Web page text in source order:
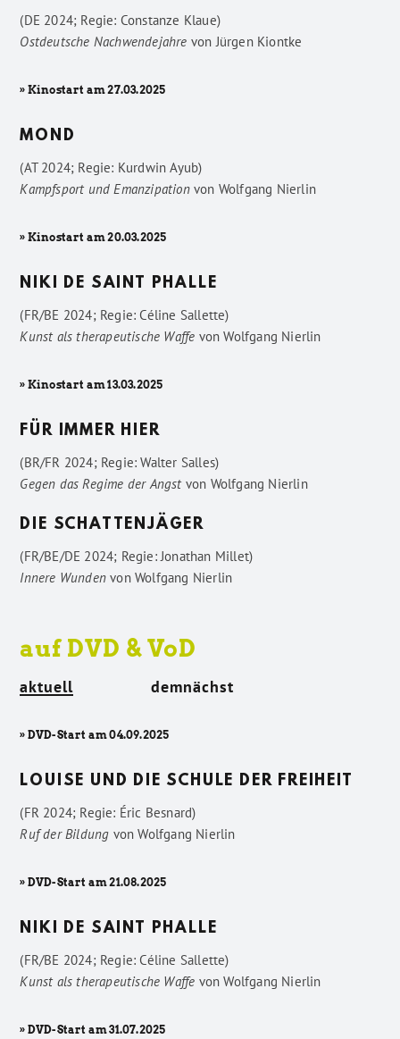
(DE 2024; Regie: Constanze Klaue)
Ostdeutsche Nachwendejahre vonJürgen Kiontke
» Kinostart am 27.03.2025
MOND
(AT 2024; Regie: Kurdwin Ayub)
Kampfsport und Emanzipationvon Wolfgang Nierlin
» Kinostart am 20.03.2025
NIKI DE SAINT PHALLE
(FR/BE 2024; Regie: Céline Sallette)
Kunst als therapeutische Waffe vonWolfgang Nierlin
» Kinostart am 13.03.2025
FÜR IMMER HIER
(BR/FR 2024; Regie: Walter Salles)
Gegen das Regime der Angstvon Wolfgang Nierlin
DIE SCHATTENJÄGER
(FR/BE/DE 2024; Regie: Jonathan Millet)
Innere Wunden vonWolfgang Nierlin
auf DVD & VoD
aktuell demnächst
» DVD-Start am 04.09.2025
LOUISE UND DIE SCHULE DER FREIHEIT
(FR 2024; Regie: Éric Besnard)
Ruf der Bildung vonWolfgang Nierlin
» DVD-Start am 21.08.2025
NIKI DE SAINT PHALLE
(FR/BE 2024; Regie: Céline Sallette)
Kunst als therapeutische Waffe vonWolfgang Nierlin
» DVD-Start am 31.07.2025